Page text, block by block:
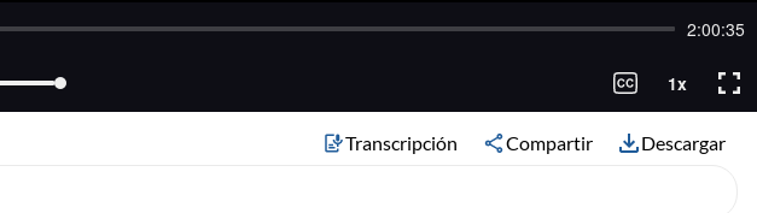
Transcripción Compartir Descargar